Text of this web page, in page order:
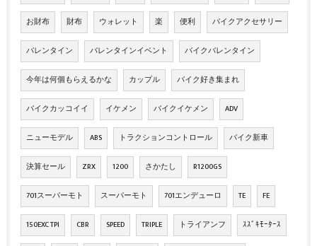
お財布 財布 ウォレット 楽 便利 バイクアクセサリー
バレンタイン バレンタインイベント バイクバレンタイン
今年は何個もらえるかな カップル バイク好き集まれ
バイクカッコイイ イケメン バイクイケメン ADV
ニューモデル ABS トラクションコントロール バイク新車
決算セール ZRX 1200 さかたし R1200GS
701スーパーモト スーパーモト 701エンデューロ TE FE
150EXC TPI CBR SPEED TRIPLE トライアンフ ｽｽﾞｷﾓｰﾀｰｽ